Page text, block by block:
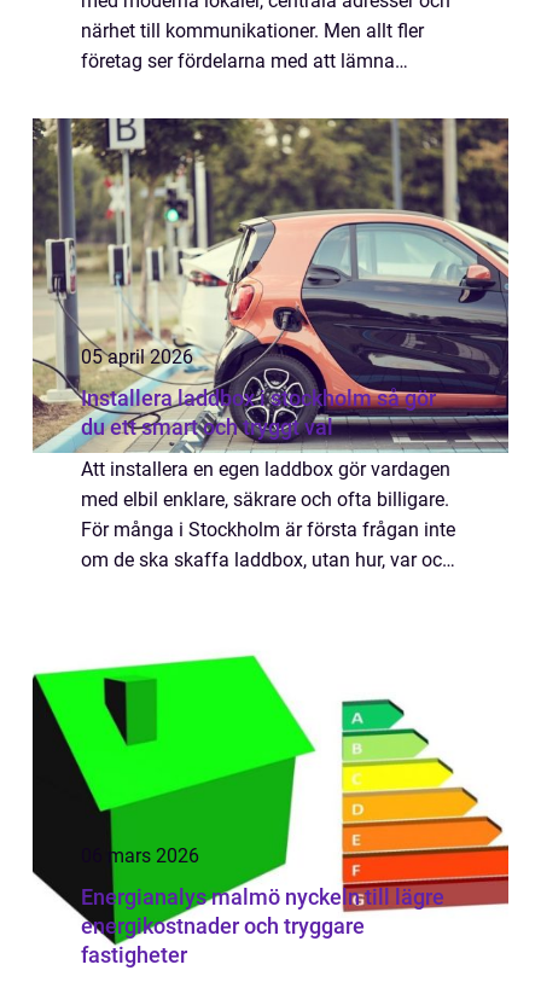
närhet till kommunikationer. Men allt fler
företag ser fördelarna med att lämna
en timme utanför stan. Där får gruppen
arbe...
05 april 2026
Installera laddbox i stockholm så gör
du ett smart och tryggt val
Att installera en egen laddbox gör vardagen
med elbil enklare, säkrare och ofta billigare.
För många i Stockholm är första frågan inte
om de ska skaffa laddbox, utan hur, var och
06 mars 2026
Energianalys malmö nyckeln till lägre
energikostnader och tryggare
fastigheter